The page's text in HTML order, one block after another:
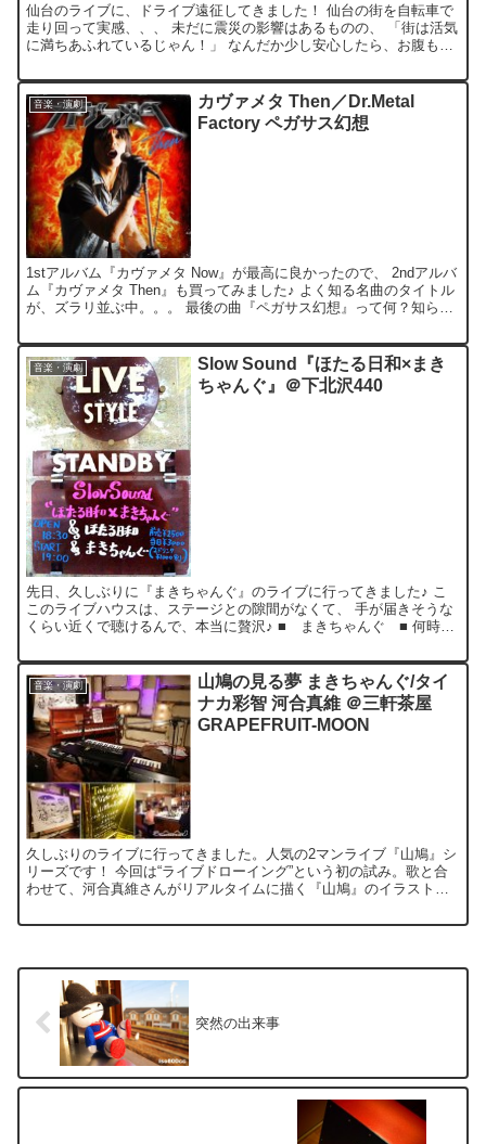
仙台のライブに、ドライブ遠征してきました！ 仙台の街を自転車で
走り回って実感、、、 未だに震災の影響はあるものの、 「街は活気
に満ちあふれているじゃん！」 なんだか少し安心したら、お腹も空
音楽・演劇
カヴァメタ Then／Dr.Metal
Factory ペガサス幻想
1stアルバム『カヴァメタ Now』が最高に良かったので、 2ndアルバ
ム『カヴァメタ Then』も買ってみました♪ よく知る名曲のタイトル
が、ズラリ並ぶ中。。。 最後の曲『ペガサス幻想』って何？知ら
音楽・演劇
Slow Sound『ほたる日和×まき
ちゃんぐ』＠下北沢440
先日、久しぶりに『まきちゃんぐ』のライブに行ってきました♪ こ
このライブハウスは、ステージとの隙間がなくて、 手が届きそうな
くらい近くで聴けるんで、本当に贅沢♪ ■ まきちゃんぐ ■ 何時も
音楽・演劇
山鳩の見る夢 まきちゃんぐ/タイ
ナカ彩智 河合真維 ＠三軒茶屋
GRAPEFRUIT-MOON
久しぶりのライブに行ってきました。人気の2マンライブ『山鳩』シ
リーズです！ 今回は“ライブドローイング”という初の試み。歌と合
わせて、河合真維さんがリアルタイムに描く『山鳩』のイラストが
突然の出来事